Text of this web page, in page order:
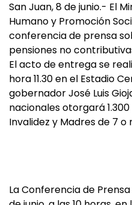
San Juan, 8 de junio.- El
Humano y Promoción
conferencia de prensa
pensiones no
El acto de entrega se
hora 11.30 en el Estadio
gobernador José Luis
nacionales otorgará
Invalidez y Madres de 7 o
La Conferencia de